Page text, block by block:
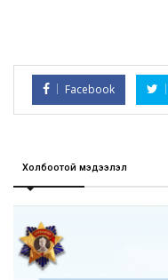
Facebook
Холбоотой мэдээлэл